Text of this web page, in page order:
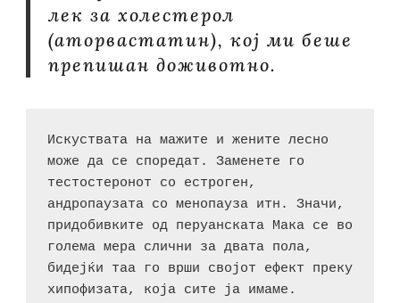
лек за холестерол
(аторвастатин), кој ми беше
препишан доживотно.
Искуствата на мажите и жените лесно
може да се споредат. Заменете го
тестостеронот со естроген,
андропаузата со менопауза итн. Значи,
придобивките од перуанската Мака се во
голема мера слични за двата пола,
бидејќи таа го врши својот ефект преку
хипофизата, која сите ја имаме.